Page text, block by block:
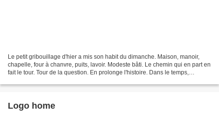
Le petit gribouillage d'hier a mis son habit du dimanche. Maison, manoir,
chapelle, four à chanvre, puits, lavoir. Modeste bâti. Le chemin qui en part en
fait le tour. Tour de la question. En prolonge l'histoire. Dans le temps,
Logo home